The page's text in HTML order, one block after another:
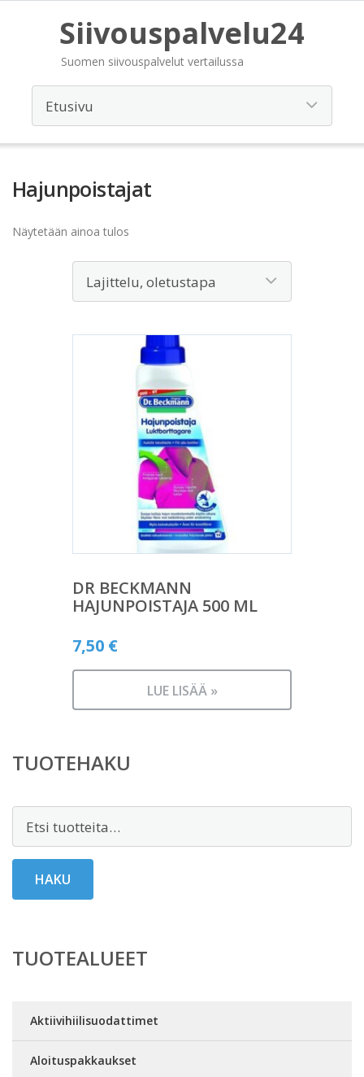
Siivouspalvelu24
Suomen siivouspalvelut vertailussa
Hajunpoistajat
Näytetään ainoa tulos
DR BECKMANN
HAJUNPOISTAJA 500 ML
7,50 €
LUE LISÄÄ »
TUOTEHAKU
HAKU
TUOTEALUEET
Aktiivihiilisuodattimet
Aloituspakkaukset